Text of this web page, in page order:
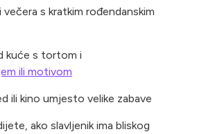
s kratkim rođendanskim
kuće s tortom i
ili motivom
ili kino umjesto velike zabave
ako slavljenik ima bliskog